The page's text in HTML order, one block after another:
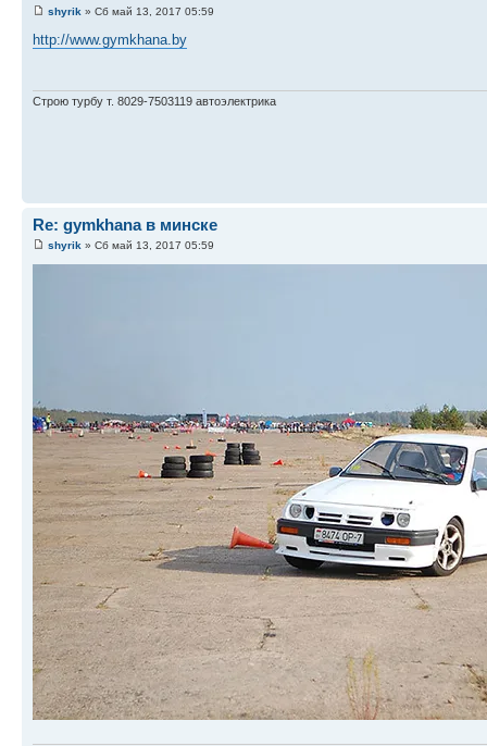
shyrik » Сб май 13, 2017 05:59
http://www.gymkhana.by
Строю турбу т. 8029-7503119 автоэлектрика
Re: gymkhana в минске
shyrik » Сб май 13, 2017 05:59